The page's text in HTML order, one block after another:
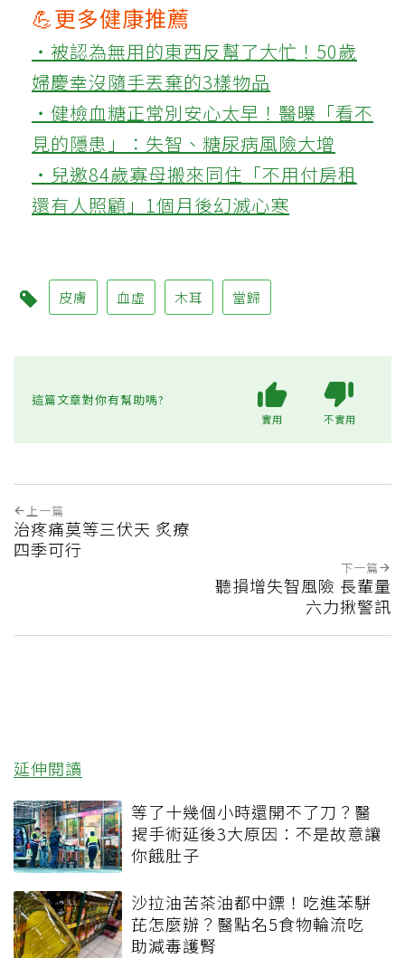
💪更多健康推薦
‧被認為無用的東西反幫了大忙！50歲
婦慶幸沒隨手丟棄的3樣物品
‧健檢血糖正常別安心太早！醫曝「看不
見的隱患」：失智、糖尿病風險大增
‧兒邀84歲寡母搬來同住「不用付房租
還有人照顧」1個月後幻滅心寒
皮膚 血虛 木耳 當歸
這篇文章對你有幫助嗎?
實用 不實用
上一篇
治疼痛莫等三伏天 炙療
四季可行
下一篇
聽損增失智風險 長輩量
六力揪警訊
延伸閱讀
等了十幾個小時還開不了刀？醫
揭手術延後3大原因：不是故意讓
你餓肚子
沙拉油苦茶油都中鏢！吃進苯駢
芘怎麼辦？醫點名5食物輪流吃
助減毒護腎